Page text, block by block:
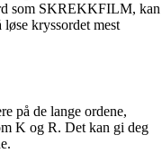
som SKREKKFILM, kan
kryssordet mest
på de lange ordene,
K og R. Det kan gi deg